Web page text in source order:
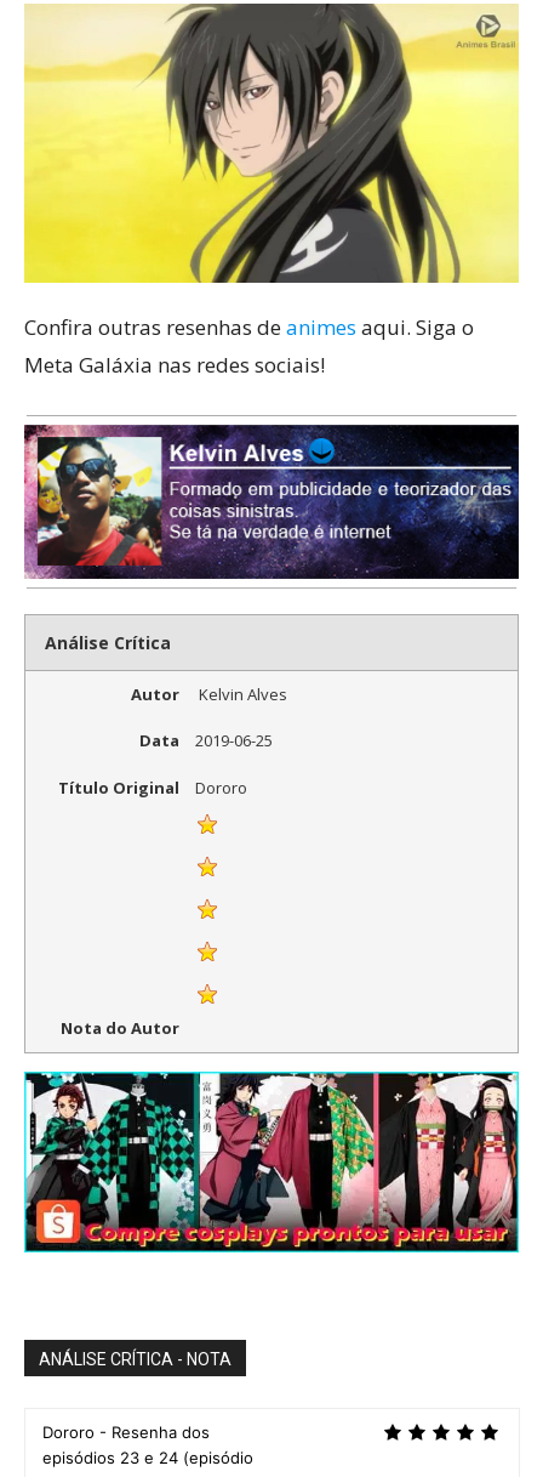
Confira outras resenhas deanimes aqui. Siga o
Meta Galáxia nas redes sociais!
Análise Crítica
Autor Kelvin Alves
Data 2019-06-25
Título Original Dororo
Nota do Autor
ANÁLISE CRÍTICA - NOTA
Dororo - Resenha dos
episódios 23 e 24 (episódio